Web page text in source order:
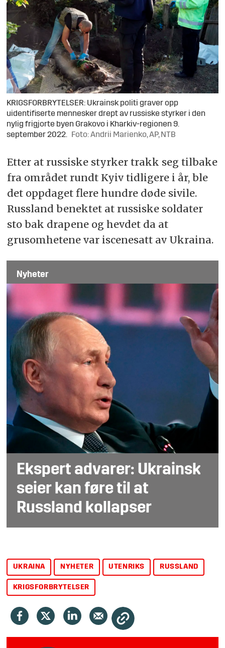
KRIGSFORBRYTELSER: Ukrainsk politi graver opp
uidentifiserte mennesker drept av russiske styrker i den
nylig frigjorte byen Grakovo i Kharkiv-regionen 9.
september 2022.
Foto: Andrii Marienko, AP, NTB
Etter at russiske styrker trakk seg tilbake
fra området rundt Kyiv tidligere i år, ble
det oppdaget flere hundre døde sivile.
Russland benektet at russiske soldater
sto bak drapene og hevdet da at
grusomhetene var iscenesatt av Ukraina.
Nyheter
Ekspert advarer: Ukrainsk
seier kan føre til at
Russland kollapser
UKRAINA NYHETER UTENRIKS RUSSLAND
KRIGSFORBRYTELSER